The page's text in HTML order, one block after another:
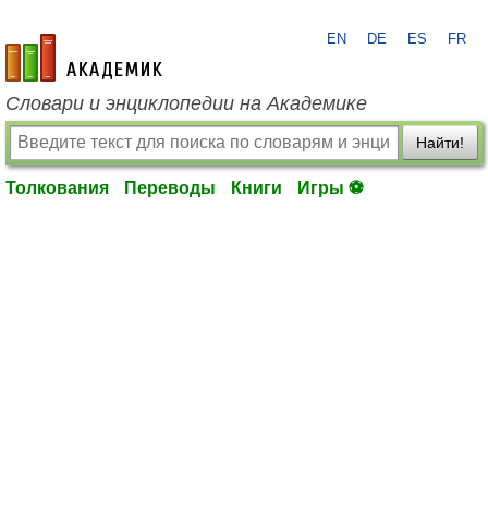
academic.ru
EN DE ES FR
Словари и энциклопедии на Академике
Найти!
Толкования Переводы Книги Игры ⚽